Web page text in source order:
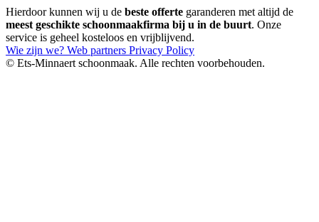
Hierdoor kunnen wij u de beste offerte garanderen met altijd de
meest geschikte schoonmaakfirma bij u in de buurt. Onze
service is geheel kosteloos en vrijblijvend.
Wie zijn we? Web partners Privacy Policy
© Ets-Minnaert schoonmaak. Alle rechten voorbehouden.